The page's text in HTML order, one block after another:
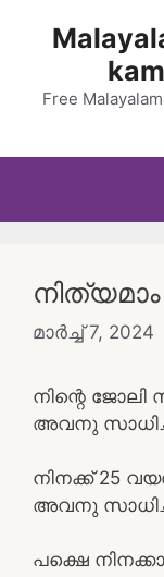
Free
നിത്യമാം
മാർച്ച്‌ 7, 2024
നിന്റെ ജോലി
അവനു
നിനക്ക് 25
അവനു
പക്ഷെ